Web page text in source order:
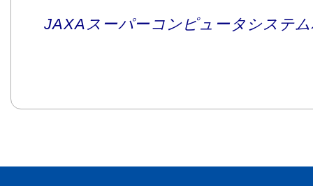
JAXAスーパーコンピュータシステ